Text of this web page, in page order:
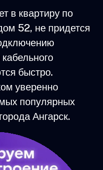
в квартиру по
52, не придется
быстро.
уверенно
популярных
Ангарск.